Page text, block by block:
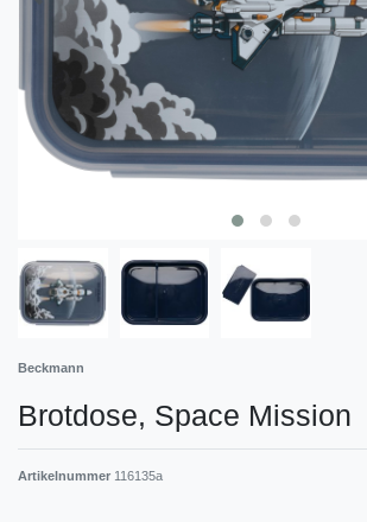
Beckmann
Brotdose, Space Mission
Artikelnummer 116135a